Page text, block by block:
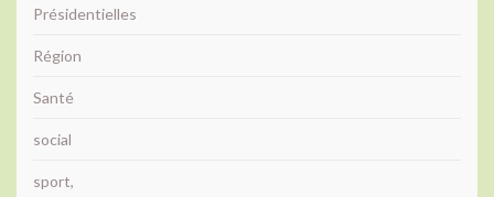
Présidentielles
Région
Santé
social
sport,